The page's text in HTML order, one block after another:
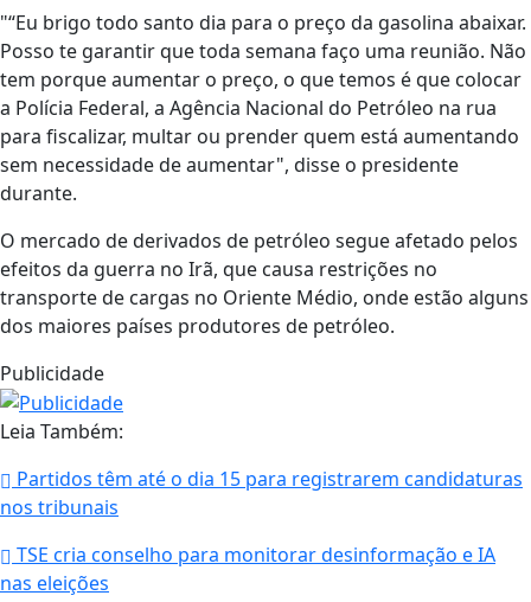
"“Eu brigo todo santo dia para o preço da gasolina abaixar.
Posso te garantir que toda semana faço uma reunião. Não
tem porque aumentar o preço, o que temos é que colocar
a Polícia Federal, a Agência Nacional do Petróleo na rua
para fiscalizar, multar ou prender quem está aumentando
sem necessidade de aumentar", disse o presidente
durante.
O mercado de derivados de petróleo segue afetado pelos
efeitos da guerra no Irã, que causa restrições no
transporte de cargas no Oriente Médio, onde estão alguns
dos maiores países produtores de petróleo.
Publicidade
Leia Também:
Partidos têm até o dia 15 para registrarem candidaturas
nos tribunais
TSE cria conselho para monitorar desinformação e IA
nas eleições